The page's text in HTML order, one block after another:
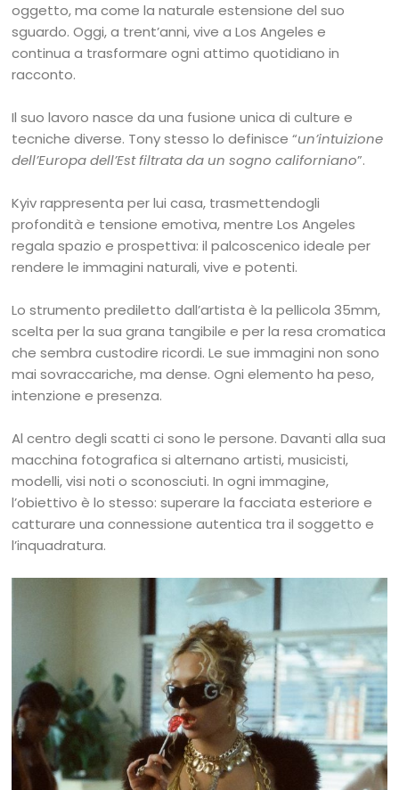
oggetto, ma come la naturale estensione del suo
sguardo. Oggi, a trent’anni, vive a Los Angeles e
continua a trasformare ogni attimo quotidiano in
racconto.
Il suo lavoro nasce da una fusione unica di culture e
tecniche diverse. Tony stesso lo definisce “un’intuizione
dell’Europa dell’Est filtrata da un sogno californiano”.
Kyiv rappresenta per lui casa, trasmettendogli
profondità e tensione emotiva, mentre Los Angeles
regala spazio e prospettiva: il palcoscenico ideale per
rendere le immagini naturali, vive e potenti.
Lo strumento prediletto dall’artista è la pellicola 35mm,
scelta per la sua grana tangibile e per la resa cromatica
che sembra custodire ricordi. Le sue immagini non sono
mai sovraccariche, ma dense. Ogni elemento ha peso,
intenzione e presenza.
Al centro degli scatti ci sono le persone. Davanti alla sua
macchina fotografica si alternano artisti, musicisti,
modelli, visi noti o sconosciuti. In ogni immagine,
l’obiettivo è lo stesso: superare la facciata esteriore e
catturare una connessione autentica tra il soggetto e
l’inquadratura.